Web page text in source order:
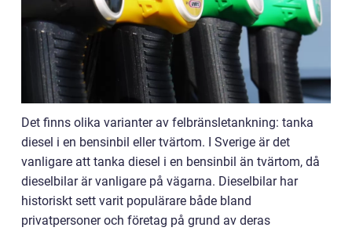
Det finns olika varianter av felbränsletankning: tanka
diesel i en bensinbil eller tvärtom. I Sverige är det
vanligare att tanka diesel i en bensinbil än tvärtom, då
dieselbilar är vanligare på vägarna. Dieselbilar har
historiskt sett varit populärare både bland
privatpersoner och företag på grund av deras